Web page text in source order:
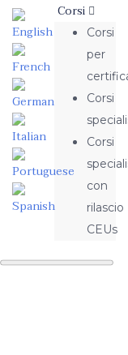
Corsi
Corsi
per
Corsi
Corsi
con
rilascio
CEUs